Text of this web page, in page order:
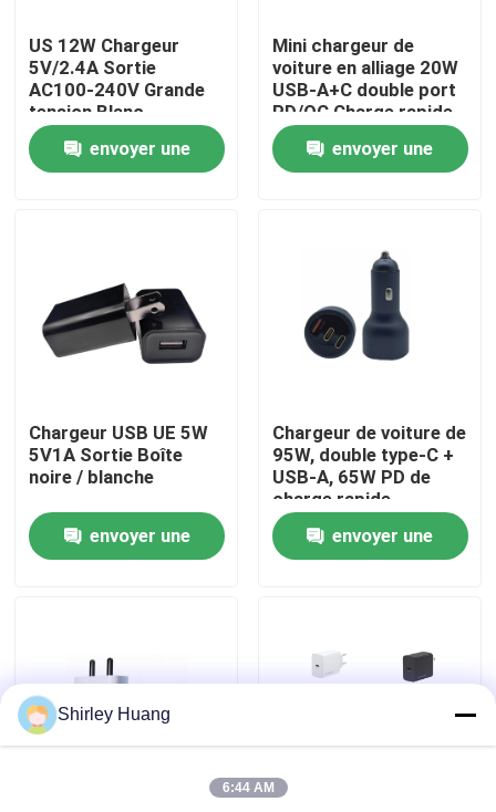
À la maison
À propos de nous
Contrôle de la qualité
Nous contacter
Les affaires
Demandez un devis
Clavier et souris d'ordinateur de câble
US 12W Chargeur
5V/2.4A Sortie
AC100-240V Grande
tension Blanc
envoyer une
Mini chargeur de
voiture en alliage 20W
USB-A+C double port
PD/QC Charge rapide
envoyer une
Chargeur USB UE 5W
5V1A Sortie Boîte
noire / blanche
envoyer une
Chargeur de voiture de
95W, double type-C +
USB-A, 65W PD de
charge rapide
envoyer une
Shirley Huang
6:44 AM